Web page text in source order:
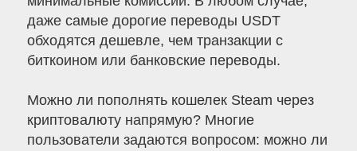
даже самые дорогие переводы USDT
обходятся дешевле, чем транзакции с
биткоином или банковские переводы.
Можно ли пополнять кошелек Steam через
криптовалюту напрямую? Многие
пользователи задаются вопросом: можно ли